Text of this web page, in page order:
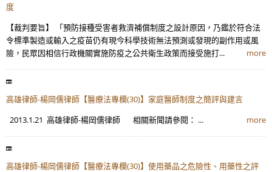
度
【裁判要旨】 「預防接種受害者救濟補償制度之設計原因，乃鑑於符合法
令標準製造或輸入之疫苗仍有現今科學技術無法預測或發現的副作用或風
險，民眾因相信行政機關實施防疫之公共衛生政策而接受施打...
more
高雄律師-楊岡儒律師【醫療法專欄(30)】家庭醫師制度之簡評與建言
2013.1.21 高雄律師-楊岡儒律師 相關新聞請參閱： ...
more
高雄律師-楊岡儒律師【醫療法專欄(30)】使用藥品之危險性、用藥性之評